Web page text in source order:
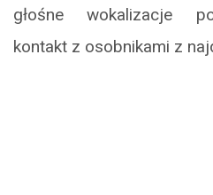
głośne wokalizacje
kontakt z osobnikami z